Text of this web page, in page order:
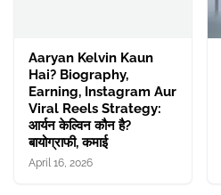
Aaryan Kelvin Kaun
Hai? Biography,
Earning, Instagram Aur
Viral Reels Strategy:
आर्यन केल्विन कौन है?
बायोग्राफी, कमाई
April 16, 2026